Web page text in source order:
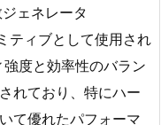
ェネレータ
ティブとして使用され
度と効率性のバラン
れており、特にハー
て優れたパフォーマ